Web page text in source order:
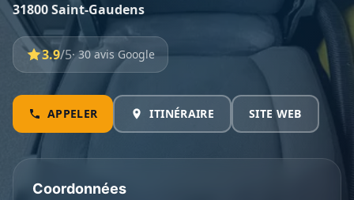
31800 Saint-Gaudens
3.9/5· 30 avis Google
APPELER ITINÉRAIRE SITE WEB
Coordonnées